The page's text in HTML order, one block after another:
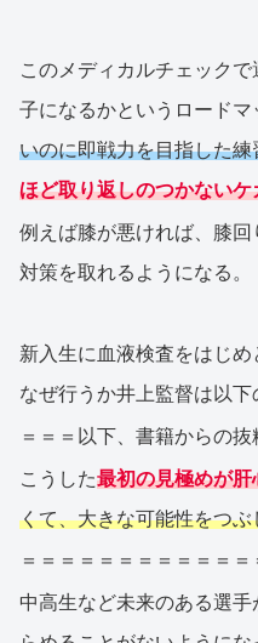
このメディカルチェック
子になるかというロードマ
いのに即戦力を目指した練
ほど取り返しのつかないケ
例えば膝が悪ければ、膝
対策を取れるようになる。
新入生に血液検査をはじめ
なぜ行うか井上監督は以下
＝＝＝以下、書籍からの
こうした最初の見極めが肝
くて、大きな可能性をつぶ
＝＝＝＝＝＝＝＝＝＝＝
中高生など未来のある選